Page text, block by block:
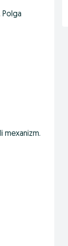
Polga
mexanizm.